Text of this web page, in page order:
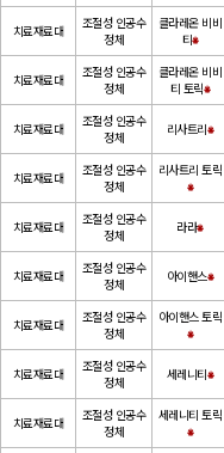
치료재료대
조절성 인공수
정체
클라레온 비비
티⁕
치료재료대
조절성 인공수
정체
클라레온 비비
티 토릭⁕
치료재료대
조절성 인공수
정체
리사트리⁕
치료재료대
조절성 인공수
정체
리사트리 토릭
⁕
치료재료대
조절성 인공수
정체
라라⁕
치료재료대
조절성 인공수
정체
아이핸스⁕
치료재료대
조절성 인공수
정체
아이핸스 토릭
⁕
치료재료대
조절성 인공수
정체
세레니티⁕
치료재료대
조절성 인공수
정체
세레니티 토릭
⁕